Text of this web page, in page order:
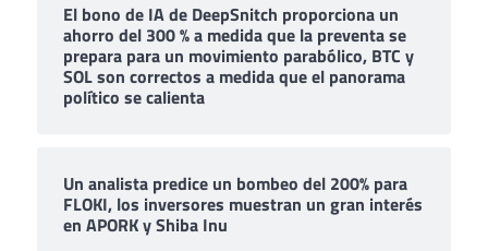
El bono de IA de DeepSnitch proporciona un
ahorro del 300 % a medida que la preventa se
prepara para un movimiento parabólico, BTC y
SOL son correctos a medida que el panorama
político se calienta
Un analista predice un bombeo del 200% para
FLOKI, los inversores muestran un gran interés
en APORK y Shiba Inu